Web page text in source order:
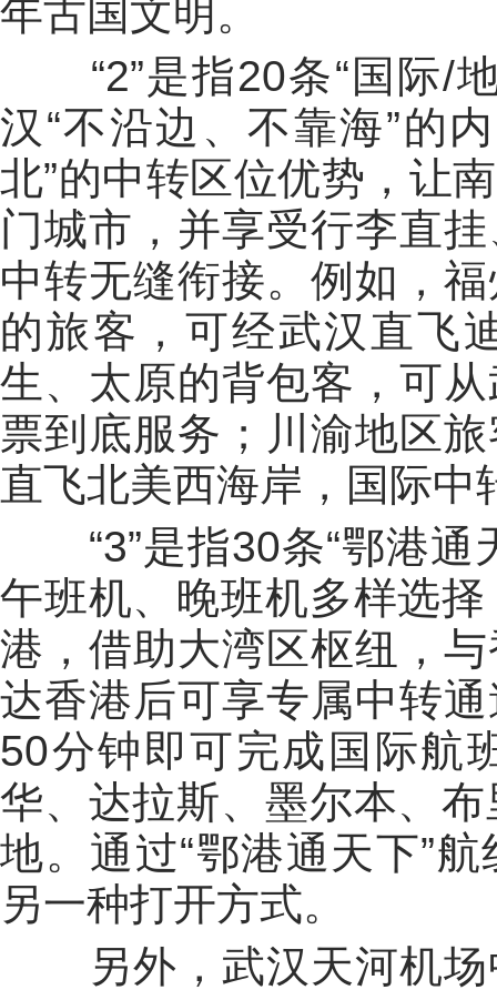
年古国文明。
“2”是指20条“国际/地
汉“不沿边、不靠海”的
北”的中转区位优势，让
门城市，并享受行李直
中转无缝衔接。例如，
的旅客，可经武汉直飞
生、太原的背包客，可
票到底服务；川渝地区
直飞北美西海岸，国际中
“3”是指30条“鄂港通
午班机、晚班机多样选
港，借助大湾区枢纽，
达香港后可享专属中转
50分钟即可完成国际航
华、达拉斯、墨尔本、
地。通过“鄂港通天下”
另一种打开方式。
另外，武汉天河机场